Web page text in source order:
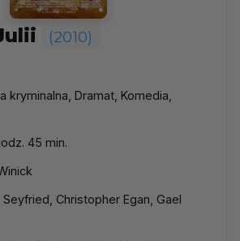
(2010)
kryminalna, Dramat, Komedia,
45 min.
Seyfried, Christopher Egan, Gael